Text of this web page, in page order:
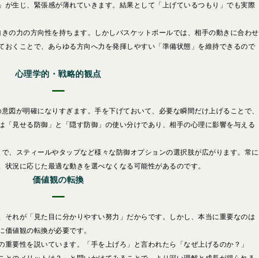
が生じ、緊張感が薄れていきます。結果として「上げているつもり」でも実際
の力の方向性を持ちます。しかしバスケットボールでは、相手の動きに合わせ
おくことで、あらゆる方向へ力を発揮しやすい「準備状態」を維持できるので
心理学的・戦略的観点
図が明確になりすぎます。手を下げておいて、必要な瞬間だけ上げることで、
「見せる防御」と「隠す防御」の使い分けであり、相手の心理に影響を与える
、スティールやタップなど様々な防御オプションの選択肢が広がります。常に
状況に応じた最適な動きを選べなくなる可能性があるのです。
価値観の転換
それが「見た目に分かりやすい努力」だからです。しかし、本当に重要なのは
価値観の転換が必要です。
要性を説いています。「手を上げろ」と言われたら「なぜ上げるのか？」